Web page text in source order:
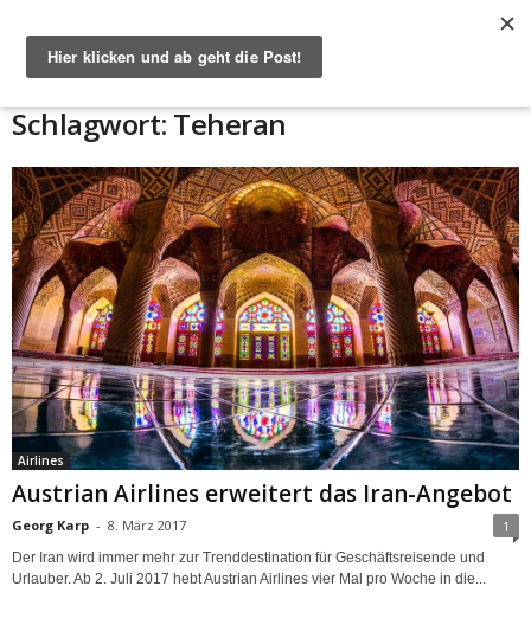
Schlagwort: Teheran
Airlines
Austrian Airlines erweitert das Iran-Angebot
Georg Karp - 8. März 2017 1
Der Iran wird immer mehr zur Trenddestination für Geschäftsreisende und
Urlauber. Ab 2. Juli 2017 hebt Austrian Airlines vier Mal pro Woche in die...